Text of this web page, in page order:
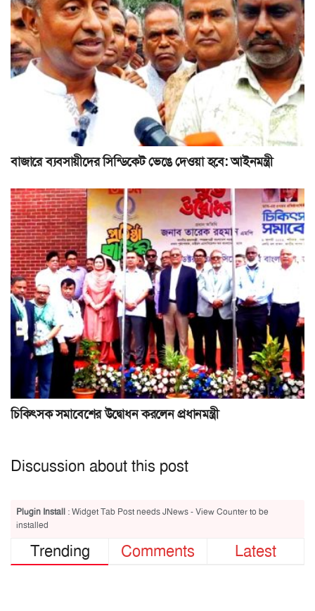
বাজারে ব্যবসায়ীদের সিন্ডিকেট ভেঙে দেওয়া হবে: আইনমন্ত্রী
চিকিৎসক সমাবেশের উদ্বোধন করলেন প্রধানমন্ত্রী
Discussion about this post
Plugin Install : Widget Tab Post needs JNews - View Counter to be
installed
Trending Comments Latest